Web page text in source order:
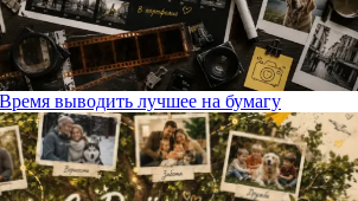
выводить лучшее на бумагу